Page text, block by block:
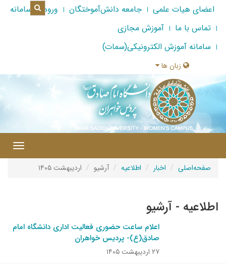
اعضای هیات علمی جامعه دانش‌آموختگان
ورود به سامانه
تماس با ما
آموزش مجازی
سامانه آموزش الکترونیکی(سمات)
زبان ها
صفحه‌اصلی اخبار اطلاعیه آرشیو اردیبهشت ۱۴۰۵
اطلاعیه - آرشیو
اعلام ساعت حضوری فعالیت اداری دانشگاه امام
صادق(ع)- پردیس خواهران
۲۷ اردیبهشت ۱۴۰۵